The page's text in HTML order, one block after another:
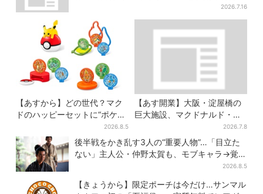
2026.7.16
【あすから】どの世代？マク
ドのハッピーセットに“ポケモ
ンおもちゃ”、歴代30匹に「懐
かしい」と喜びの声
2026.8.5
【あす開業】大阪・淀屋橋の
巨大施設、マクドナルド・鶴
丸うどん…グルメ充実！“500
円前後ランチ”も叶う
2026.7.8
後半戦をかき乱す3人の“重要人物”…「目立た
ない」主人公・仲野太賀も、モブキャラ→覚醒
2026.8.5
【きょうから】限定ポーチは今だけ…サンマル